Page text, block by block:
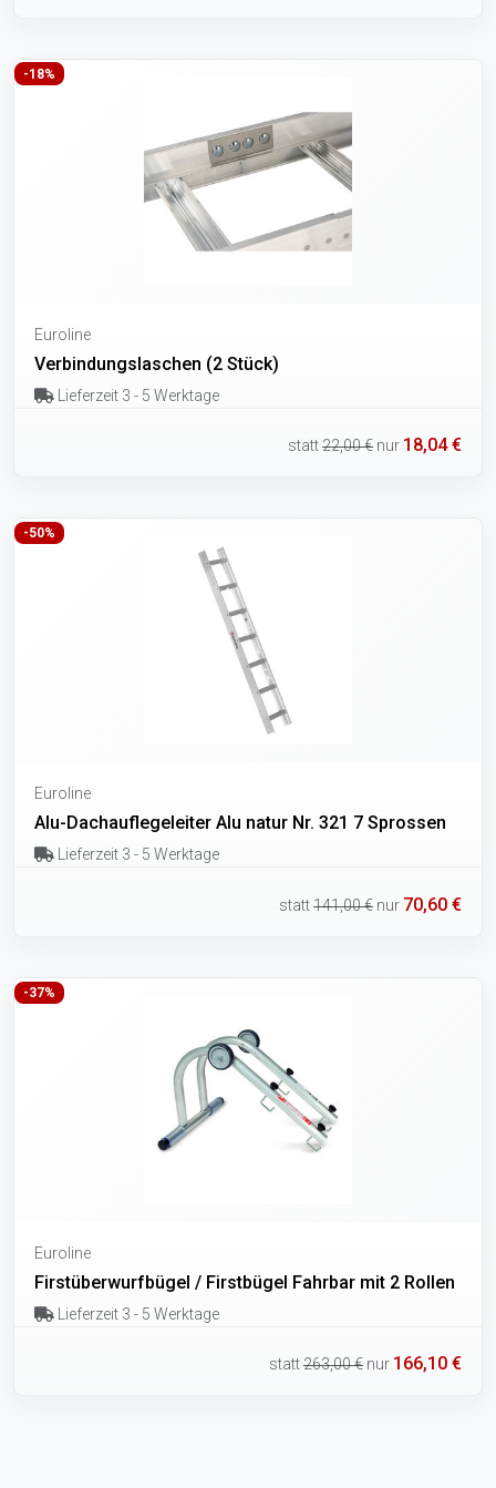
-18%
Euroline
Verbindungslaschen (2 Stück)
Lieferzeit 3 - 5 Werktage
statt22,00 € nur 18,04 €
-50%
Euroline
Alu-Dachauflegeleiter Alu natur Nr. 321 7 Sprossen
Lieferzeit 3 - 5 Werktage
statt141,00 € nur 70,60 €
-37%
Euroline
Firstüberwurfbügel / Firstbügel Fahrbar mit 2 Rollen
Lieferzeit 3 - 5 Werktage
statt263,00 € nur 166,10 €